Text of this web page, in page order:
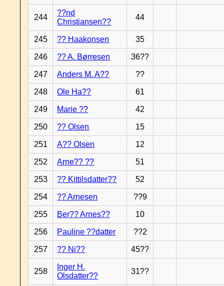
244
??nd
Christiansen??
44
245 ?? Haakonsen 35
246 ?? A. Børresen 36??
247 Anders M. A?? ??
248 Ole Ha?? 61
249 Marie ?? 42
250 ?? Olsen 15
251 A?? Olsen 12
252 Arne?? ?? 51
253 ?? Kittilsdatter?? 52
254 ?? Arnesen ??9
255 Ber?? Arnes?? 10
256 Pauline ??datter ??2
257 ?? Ni?? 45??
258
Inger H.
Olsdatter??
31??